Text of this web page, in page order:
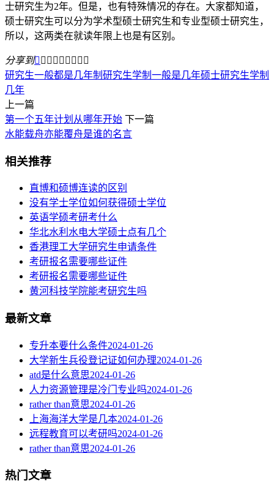
士研究生为2年。但是，也有特殊情况的存在。大家都知道，
硕士研究生可以分为学术型硕士研究生和专业型硕士研究生，
所以，这两类在就读年限上也是有区别。
分享到        
研究生一般都是几年制 研究生学制一般是几年硕士研究生学制
几年
上一篇
第一个五年计划从哪年开始 下一篇
水能载舟亦能覆舟是谁的名言
相关推荐
直博和硕博连读的区别
没有学士学位如何获得硕士学位
英语学硕考研考什么
华北水利水电大学硕士点有几个
香港理工大学研究生申请条件
考研报名需要哪些证件
考研报名需要哪些证件
黄河科技学院能考研究生吗
最新文章
专升本要什么条件2024-01-26
大学新生兵役登记证如何办理2024-01-26
atd是什么意思2024-01-26
人力资源管理是冷门专业吗2024-01-26
rather than意思2024-01-26
上海海洋大学是几本2024-01-26
远程教育可以考研吗2024-01-26
rather than意思2024-01-26
热门文章